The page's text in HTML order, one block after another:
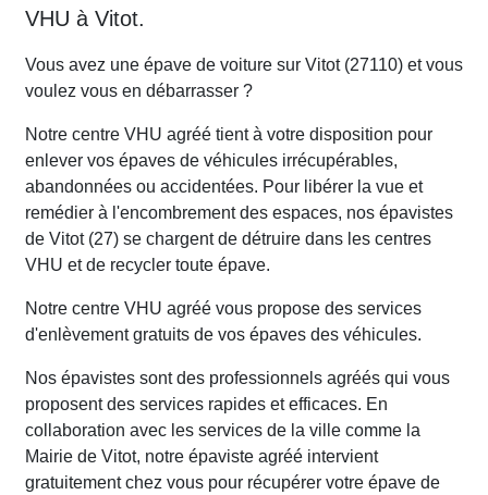
VHU à Vitot.
Vous avez une épave de voiture sur Vitot (27110) et vous
voulez vous en débarrasser ?
Notre centre VHU agréé tient à votre disposition pour
enlever vos épaves de véhicules irrécupérables,
abandonnées ou accidentées. Pour libérer la vue et
remédier à l'encombrement des espaces, nos épavistes
de Vitot (27) se chargent de détruire dans les centres
VHU et de recycler toute épave.
Notre centre VHU agréé vous propose des services
d'enlèvement gratuits de vos épaves des véhicules.
Nos épavistes sont des professionnels agréés qui vous
proposent des services rapides et efficaces. En
collaboration avec les services de la ville comme la
Mairie de Vitot, notre épaviste agréé intervient
gratuitement chez vous pour récupérer votre épave de